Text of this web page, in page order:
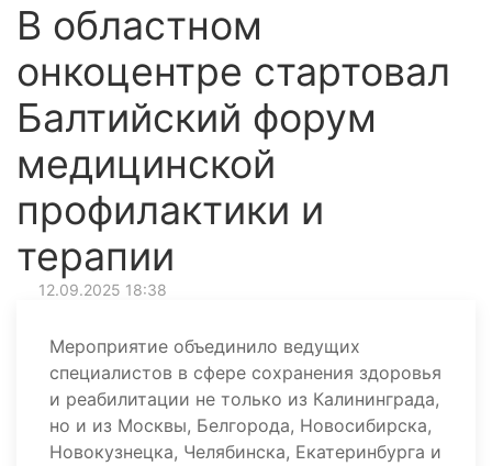
В областном
онкоцентре стартовал
Балтийский форум
медицинской
профилактики и
терапии
12.09.2025 18:38
Мероприятие объединило ведущих
специалистов в сфере сохранения здоровья
и реабилитации не только из Калининграда,
но и из Москвы, Белгорода, Новосибирска,
Новокузнецка, Челябинска, Екатеринбурга и